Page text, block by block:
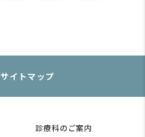
サイトマップ
診療科のご案内